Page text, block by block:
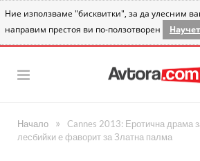
Ние използваме "бисквитки", за да улесним
направим престоя ви по-ползотворен
Начало »
Cannes 2013: Еротична драма
лесбийки е фаворит за Златна палма